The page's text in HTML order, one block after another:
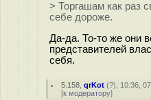
> Торгашам как раз
себе дороже.
Да-да. То-то же они
представителей
себя.
5.158 ,qrKot (?), 10:36,
[к модератору]